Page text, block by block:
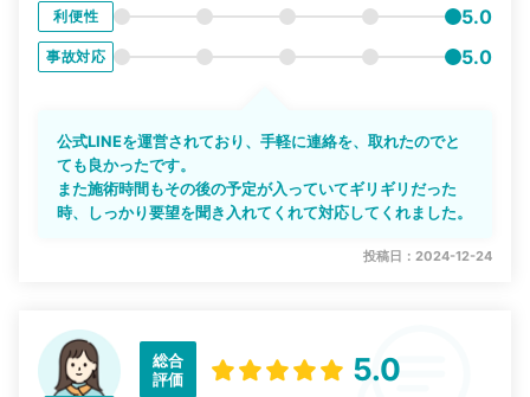
利便性 5.0
事故対応 5.0
公式LINEを運営されており、手軽に連絡を、取れたのでと
ても良かったです。
また施術時間もその後の予定が入っていてギリギリだった
時、しっかり要望を聞き入れてくれて対応してくれました。
投稿日：2024-12-24
総合
評価
5.0